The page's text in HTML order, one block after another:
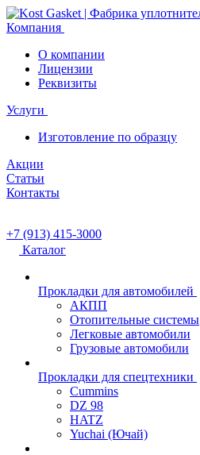
Компания
О компании
Лицензии
Реквизиты
Услуги
Изготовление по образцу
Акции
Статьи
Контакты
+7 (913) 415-3000
Каталог
Прокладки для автомобилей
АКПП
Отопительные системы
Легковые автомобили
Грузовые автомобили
Прокладки для спецтехники
Cummins
DZ 98
HATZ
Yuchai (Ючай)